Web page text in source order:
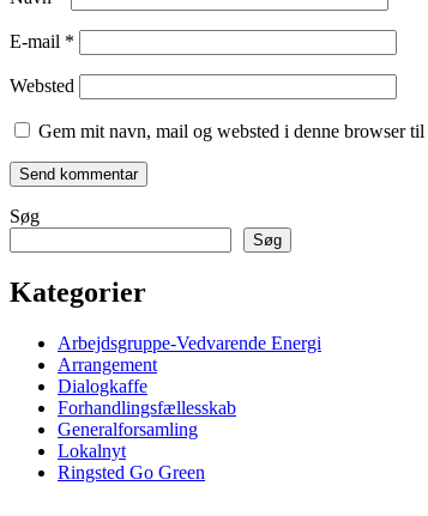
E-mail *
Websted
Gem mit navn, mail og websted i denne browser
Søg
Søg
Kategorier
Arbejdsgruppe-Vedvarende Energi
Arrangement
Dialogkaffe
Forhandlingsfællesskab
Generalforsamling
Lokalnyt
Ringsted Go Green